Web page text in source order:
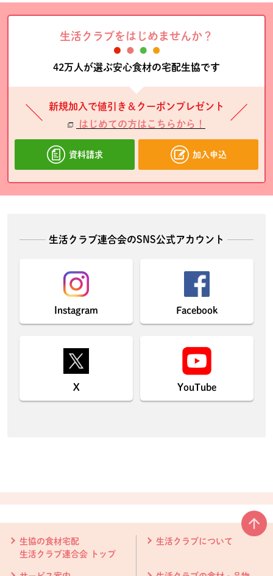
生活クラブをはじめませんか？
42万人が選ぶ安心食材の宅配生協です
新規加入で値引き＆クーポンプレゼント
はじめての方はこちらから！
資料請求 加入申込
生活クラブ連合会のSNS公式アカウント
Instagram Facebook
X YouTube
生協の食材宅配
生活クラブ連合会 トップ
生活クラブについて